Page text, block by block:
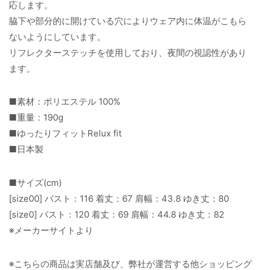
応します。
脇下や部分的に開けている穴によりウェア内に体温がこもら
ないようにしています。
リフレクターステッチを使用しており、夜間の視認性があり
ます。
■素材：ポリエステル 100%
■重量：190g
■ゆったりフィットRelux fit
■日本製
■サイズ(cm)
[size00] バスト：116 着丈：67 肩幅：43.8 ゆき丈：80
[size0] バスト：120 着丈：69 肩幅：44.8 ゆき丈：82
※メーカーサイトより
※こちらの商品は実店舗及び、弊社が運営する他ショッピング